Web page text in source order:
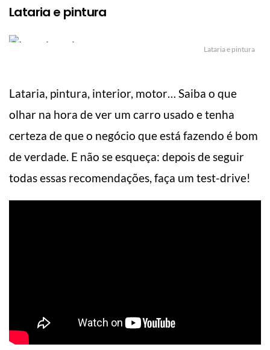
Lataria e pintura
Lataria e pintura
Lataria, pintura, interior, motor… Saiba o que
olhar na hora de ver um carro usado e tenha
certeza de que o negócio que está fazendo é bom
de verdade. E não se esqueça: depois de seguir
todas essas recomendações, faça um test-drive!